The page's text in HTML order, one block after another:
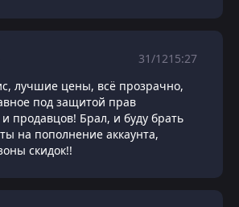
31/1215:27
лучшие цены, всё прозрачно,
под защитой прав
продавцов! Брал, и буду брать
на пополнение аккаунта,
скидок!!